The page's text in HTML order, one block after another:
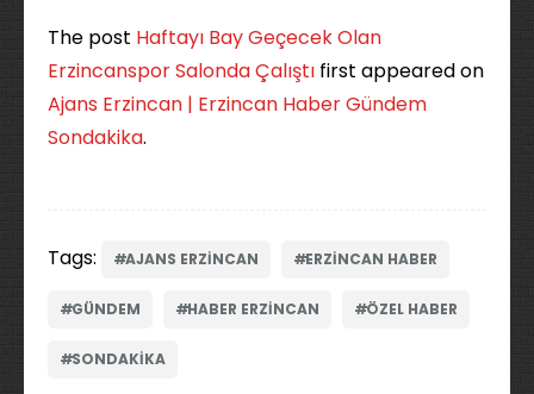
The post Haftayı Bay Geçecek Olan
Erzincanspor Salonda Çalıştı first appeared on
Ajans Erzincan | Erzincan Haber Gündem
Sondakika.
Tags: AJANS ERZINCAN ERZINCAN HABER
GÜNDEM HABER ERZINCAN ÖZEL HABER
SONDAKIKA